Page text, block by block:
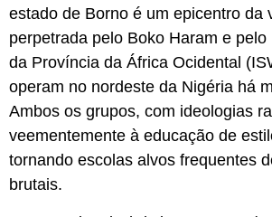
estado de Borno é um epicentro da
perpetrada pelo Boko Haram e
da Província da África Ocidental
operam no nordeste da Nigéria há
Ambos os grupos, com ideologias
veementemente à educação de
tornando escolas alvos frequentes
brutais.